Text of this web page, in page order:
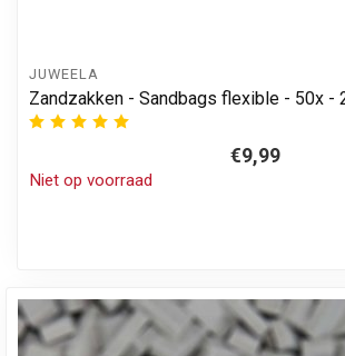
JUWEELA
Zandzakken - Sandbags flexible - 50x -
€9,99
Niet op voorraad